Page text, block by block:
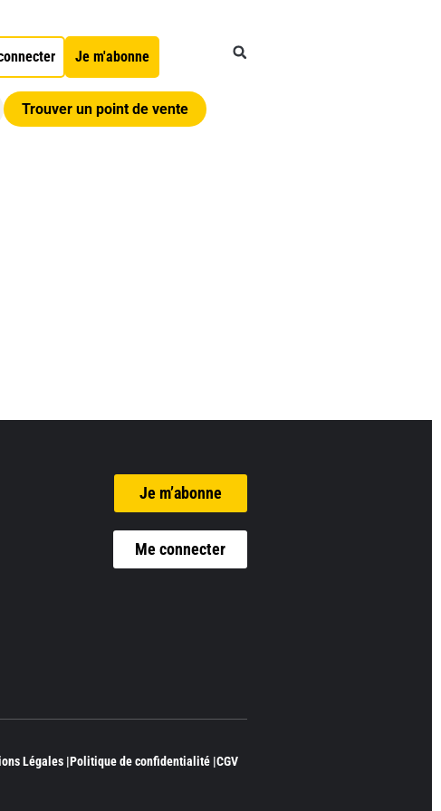
Je m'abonne
Trouver un point de vente
Je m’abonne
Me connecter
Légales |Politique de confidentialité |CGV